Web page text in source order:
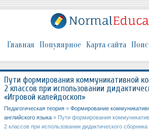
Главная Популярное Карта сайта
Пути формирования коммуникативной
2 классов при использовании
«Игровой калейдоскоп»
Педагогическая теория » Формирование
английского языка » Пути формирования
2 классов при использовании дидактического